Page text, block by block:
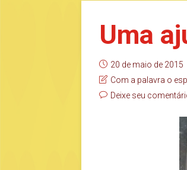
Uma
20 de maio de 2015
Com a palavra o
Deixe seu